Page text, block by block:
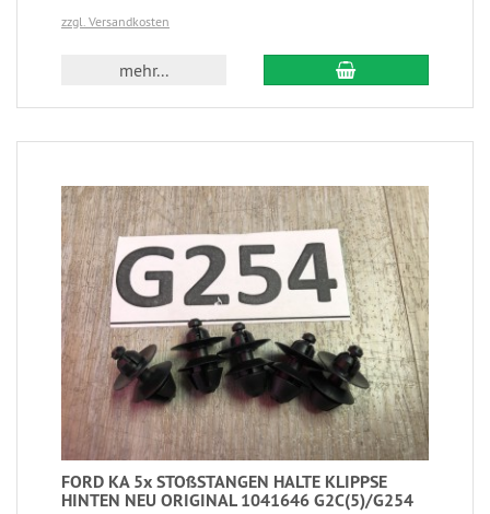
zzgl. Versandkosten
mehr...
FORD KA 5x STOßSTANGEN HALTE KLIPPSE
HINTEN NEU ORIGINAL 1041646 G2C(5)/G254